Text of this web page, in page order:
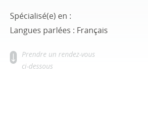
Spécialisé(e) en :
Langues parlées : Français
Prendre un rendez-vous
ci-dessous